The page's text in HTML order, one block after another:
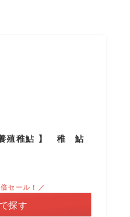
養殖稚鮎 】 稚 鮎
セール！／
探す